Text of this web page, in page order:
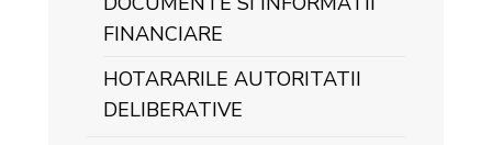
FINANCIARE
HOTARARILE AUTORITATII
DELIBERATIVE